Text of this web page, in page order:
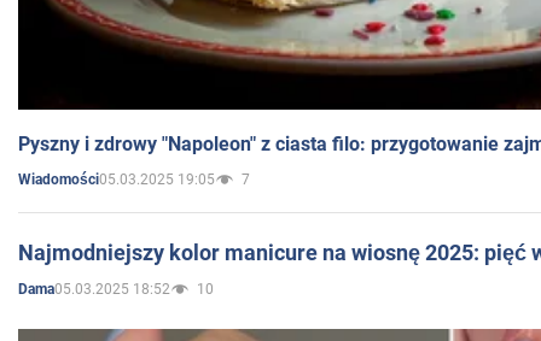
Pyszny i zdrowy "Napoleon" z ciasta filo: przygotowanie
Wiadomości05.03.2025 19:05 7
Najmodniejszy kolor manicure na wiosnę 2025: pięć
Dama05.03.2025 18:52 10